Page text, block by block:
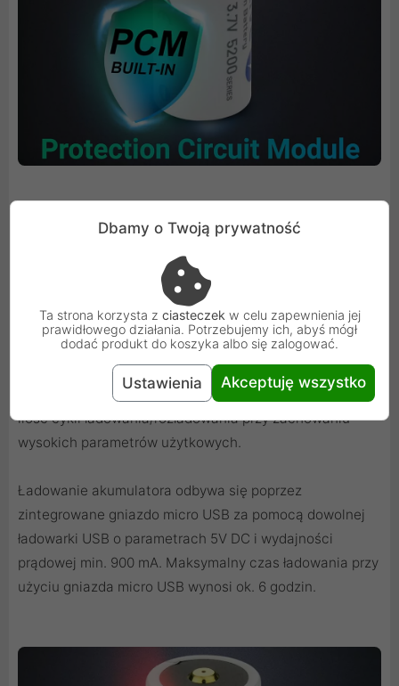
technologii Li-ion można ładować dowolną ładowarką
micro USB - akumulator posiada wbudowany kontroler,
który zapewnia bezpieczne ładowanie oraz dodatkowo
elektronicznie zabezpiecza akumulator w czasie pracy.
Akumulatory everActive to również gwarancja wysokiej
żywotności akumulatorów - pozwala na jeszcze większą
ilość cykli ładowania/rozładowania przy zachowaniu
wysokich parametrów użytkowych.
Ładowanie akumulatora odbywa się poprzez
zintegrowane gniazdo micro USB za pomocą dowolnej
ładowarki USB o parametrach 5V DC i wydajności
prądowej min. 900 mA. Maksymalny czas ładowania przy
użyciu gniazda micro USB wynosi ok. 6 godzin.
Dbamy o Twoją prywatność
Ta strona korzysta z ciasteczek w celu zapewnienia jej
prawidłowego działania. Potrzebujemy ich, abyś mógł
dodać produkt do koszyka albo się zalogować.
Ustawienia Akceptuję wszystko